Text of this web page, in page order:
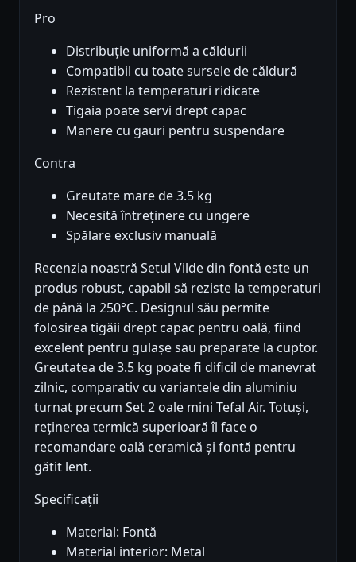
Pro
Distribuție uniformă a căldurii
Compatibil cu toate sursele de căldură
Rezistent la temperaturi ridicate
Tigaia poate servi drept capac
Manere cu gauri pentru suspendare
Contra
Greutate mare de 3.5 kg
Necesită întreținere cu ungere
Spălare exclusiv manuală
Recenzia noastră Setul Vilde din fontă este un
produs robust, capabil să reziste la temperaturi
de până la 250°C. Designul său permite
folosirea tigăii drept capac pentru oală, fiind
excelent pentru gulașe sau preparate la cuptor.
Greutatea de 3.5 kg poate fi dificil de manevrat
zilnic, comparativ cu variantele din aluminiu
turnat precum Set 2 oale mini Tefal Air. Totuși,
reținerea termică superioară îl face o
recomandare oală ceramică și fontă pentru
gătit lent.
Specificații
Material: Fontă
Material interior: Metal